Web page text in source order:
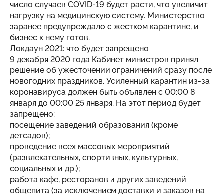
число случаев COVID-19 будет расти, что увеличит
нагрузку на медицинскую систему. Министерство
заранее предупреждало о жестком карантине, и
бизнес к нему готов.
Локдаун 2021: что будет запрещено
9 декабря 2020 года Кабинет министров принял
решение об ужесточении ограничений сразу после
новогодних праздников. Усиленный карантин из-за
коронавируса должен быть объявлен с 00:00 8
января до 00:00 25 января. На этот период будет
запрещено:
посещение заведений образования (кроме
детсадов);
проведение всех массовых мероприятий
(развлекательных, спортивных, культурных,
социальных и др.);
работа кафе, ресторанов и других заведений
общепита (за исключением доставки и заказов на